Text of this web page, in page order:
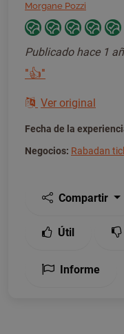
Morgane Pozzi
Publicado hace 1
"👍"
Ver original
Fecha de la
Negocios: Rabadan
Compartir
Útil
Informe